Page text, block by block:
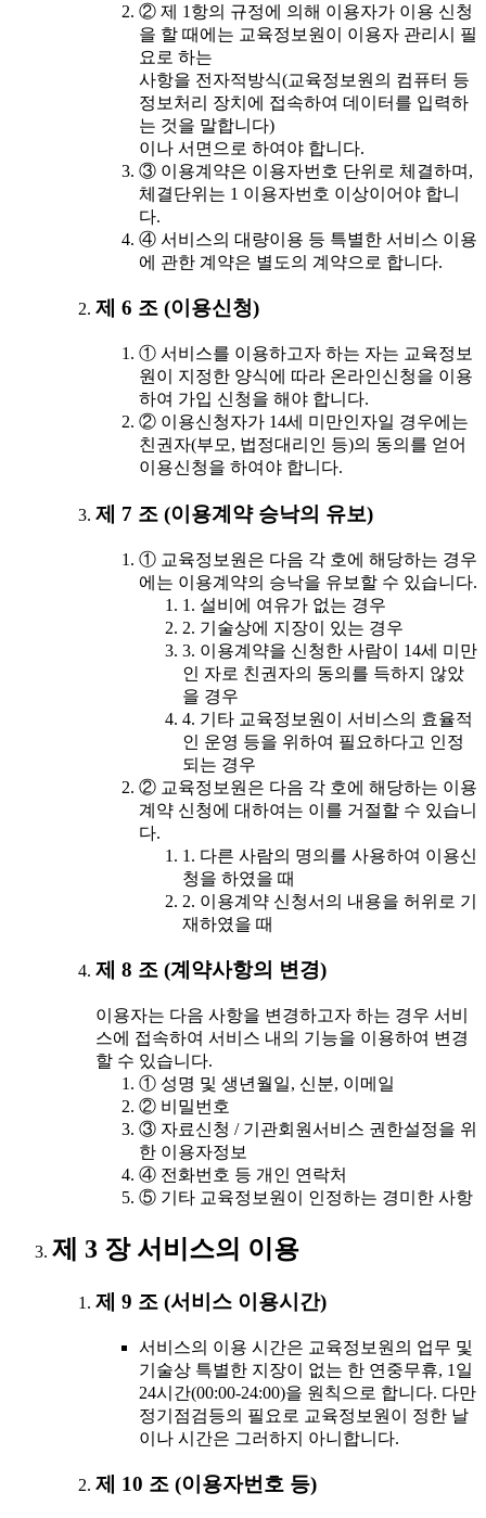
② 제 1항의 규정에 의해 이용자가 이용 신청
을 할 때에는 교육정보원이 이용자 관리시 필
요로 하는
사항을 전자적방식(교육정보원의 컴퓨터 등
정보처리 장치에 접속하여 데이터를 입력하
는 것을 말합니다)
이나 서면으로 하여야 합니다.
③ 이용계약은 이용자번호 단위로 체결하며,
체결단위는 1 이용자번호 이상이어야 합니
다.
④ 서비스의 대량이용 등 특별한 서비스 이용
에 관한 계약은 별도의 계약으로 합니다.
제 6 조 (이용신청)
① 서비스를 이용하고자 하는 자는 교육정보
원이 지정한 양식에 따라 온라인신청을 이용
하여 가입 신청을 해야 합니다.
② 이용신청자가 14세 미만인자일 경우에는
친권자(부모, 법정대리인 등)의 동의를 얻어
이용신청을 하여야 합니다.
제 7 조 (이용계약 승낙의 유보)
① 교육정보원은 다음 각 호에 해당하는 경우
에는 이용계약의 승낙을 유보할 수 있습니다.
1. 설비에 여유가 없는 경우
2. 기술상에 지장이 있는 경우
3. 이용계약을 신청한 사람이 14세 미만
인 자로 친권자의 동의를 득하지 않았
을 경우
4. 기타 교육정보원이 서비스의 효율적
인 운영 등을 위하여 필요하다고 인정
되는 경우
② 교육정보원은 다음 각 호에 해당하는 이용
계약 신청에 대하여는 이를 거절할 수 있습니
다.
1. 다른 사람의 명의를 사용하여 이용신
청을 하였을 때
2. 이용계약 신청서의 내용을 허위로 기
재하였을 때
제 8 조 (계약사항의 변경)
이용자는 다음 사항을 변경하고자 하는 경우 서비
스에 접속하여 서비스 내의 기능을 이용하여 변경
할 수 있습니다.
① 성명 및 생년월일, 신분, 이메일
② 비밀번호
③ 자료신청 / 기관회원서비스 권한설정을 위
한 이용자정보
④ 전화번호 등 개인 연락처
⑤ 기타 교육정보원이 인정하는 경미한 사항
제 3 장 서비스의 이용
제 9 조 (서비스 이용시간)
서비스의 이용 시간은 교육정보원의 업무 및
기술상 특별한 지장이 없는 한 연중무휴, 1일
24시간(00:00-24:00)을 원칙으로 합니다. 다만
정기점검등의 필요로 교육정보원이 정한 날
이나 시간은 그러하지 아니합니다.
제 10 조 (이용자번호 등)